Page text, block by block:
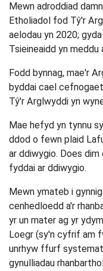
Mewn adroddiad
Etholiadol fod Tŷ'r
aelodau yn 2020;
Tsieineaidd yn
Fodd bynnag, mae'r
byddai cael
Tŷ'r Arglwyddi yn
Mae hefyd yn tynnu
ddod o fewn plaid
ar ddiwygio. Does
fyddai ar ddiwygio.
Mewn ymateb i
cenhedloedd a'r
yr un mater ag yr
Loegr (sy'n cyfrif am
unrhyw ffurf
gynulliadau